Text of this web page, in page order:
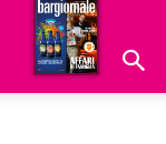
Hoteldomani